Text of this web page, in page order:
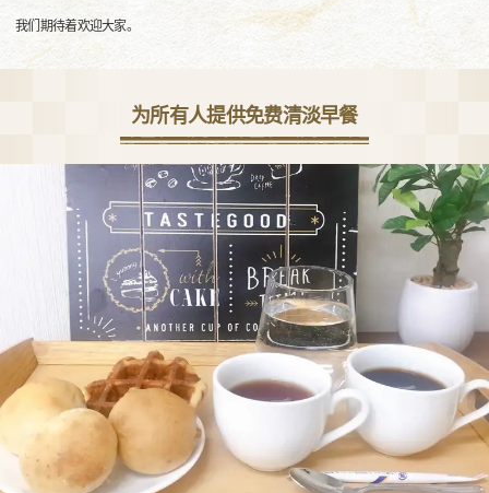
我们期待着欢迎大家。
为所有人提供免费清淡早餐